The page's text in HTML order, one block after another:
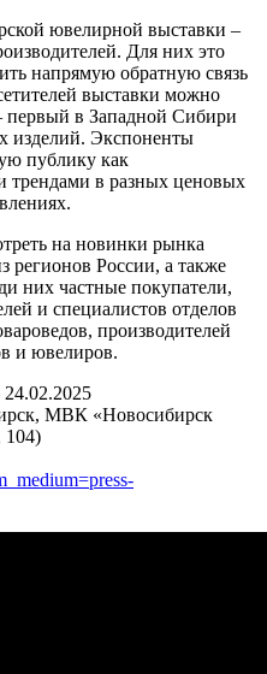
ювелирной выставки –
Для них это
напрямую обратную связь
выставки можно
первый в Западной Сибири
изделий. Экспоненты
публику как
трендами в разных ценовых
на новинки рынка
регионов России, а также
них частные покупатели,
и специалистов отделов
производителей
и ювелиров.
24.02.2025
МВК «Новосибирск
104)